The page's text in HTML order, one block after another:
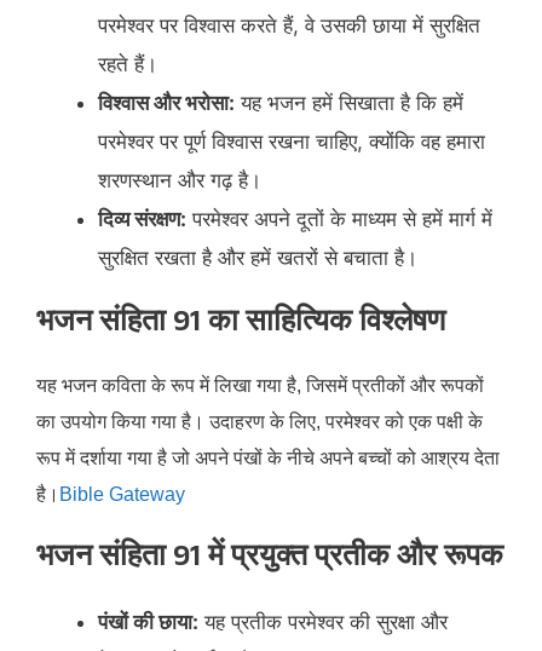
परमेश्वर पर विश्वास करते हैं, वे उसकी छाया में सुरक्षित
रहते हैं।​
विश्वास और भरोसा: यह भजन हमें सिखाता है कि हमें
परमेश्वर पर पूर्ण विश्वास रखना चाहिए, क्योंकि वह हमारा
शरणस्थान और गढ़ है।​
दिव्य संरक्षण: परमेश्वर अपने दूतों के माध्यम से हमें मार्ग में
सुरक्षित रखता है और हमें खतरों से बचाता है।
भजन संहिता 91 का साहित्यिक विश्लेषण
यह भजन कविता के रूप में लिखा गया है, जिसमें प्रतीकों और रूपकों
का उपयोग किया गया है। उदाहरण के लिए, परमेश्वर को एक पक्षी के
रूप में दर्शाया गया है जो अपने पंखों के नीचे अपने बच्चों को आश्रय देता
है।​ Bible Gateway
भजन संहिता 91 में प्रयुक्त प्रतीक और रूपक
पंखों की छाया: यह प्रतीक परमेश्वर की सुरक्षा और